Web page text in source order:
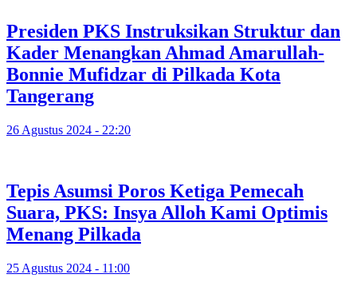
Presiden PKS Instruksikan Struktur dan
Kader Menangkan Ahmad Amarullah-
Bonnie Mufidzar di Pilkada Kota
Tangerang
26 Agustus 2024 - 22:20
Tepis Asumsi Poros Ketiga Pemecah
Suara, PKS: Insya Alloh Kami Optimis
Menang Pilkada
25 Agustus 2024 - 11:00